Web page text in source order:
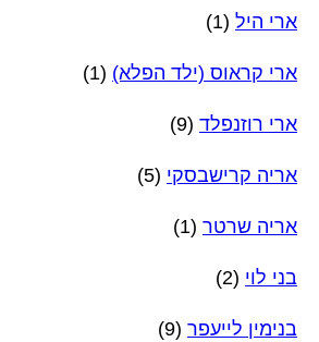
ארי היל (1)
ארי קראוס (ילד הפלא) (1)
ארי רוזנפלד (9)
אריה קרישבסקי (5)
אריה שרטר (1)
בני לוי (2)
בנימין לייעפר (9)